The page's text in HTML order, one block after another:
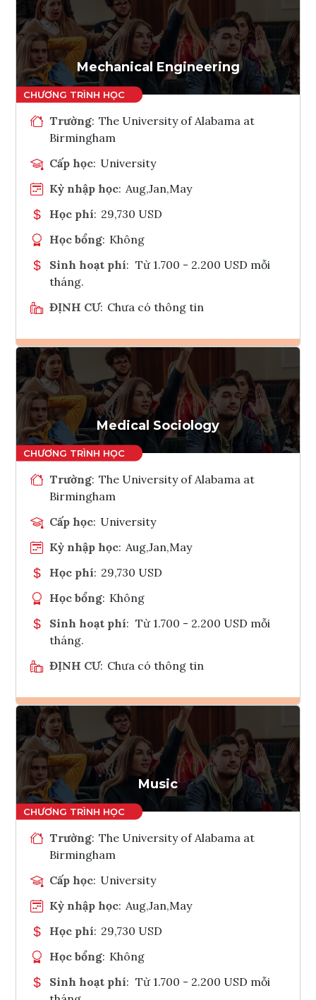
Mechanical Engineering
Trường: The University of Alabama at
Birmingham
Cấp học: University
Kỳ nhập học: Aug,Jan,May
Học phí: 29,730 USD
Học bổng: Không
Sinh hoạt phí: Từ 1.700 - 2.200 USD mỗi
tháng.
ĐỊNH CƯ: Chưa có thông tin
Ghi danh
Tham vấn Interlink
Medical Sociology
Trường: The University of Alabama at
Birmingham
Cấp học: University
Kỳ nhập học: Aug,Jan,May
Học phí: 29,730 USD
Học bổng: Không
Sinh hoạt phí: Từ 1.700 - 2.200 USD mỗi
tháng.
ĐỊNH CƯ: Chưa có thông tin
Ghi danh
Tham vấn Interlink
Music
Trường: The University of Alabama at
Birmingham
Cấp học: University
Kỳ nhập học: Aug,Jan,May
Học phí: 29,730 USD
Học bổng: Không
Sinh hoạt phí: Từ 1.700 - 2.200 USD mỗi